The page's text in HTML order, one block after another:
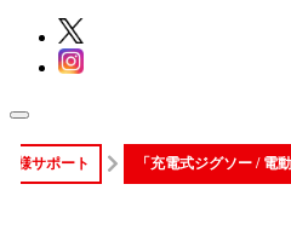
様サポート 「充電式ジグソー / 電